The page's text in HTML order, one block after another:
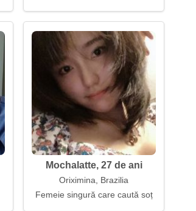
Mochalatte, 27 de ani
Oriximina, Brazilia
Femeie singură care caută soț